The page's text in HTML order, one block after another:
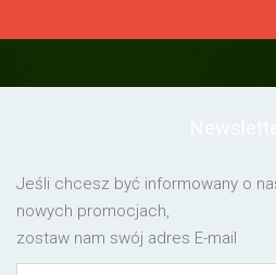
Jeśli chcesz być informowany o
nowych promocjach,
zostaw nam swój adres E-mail